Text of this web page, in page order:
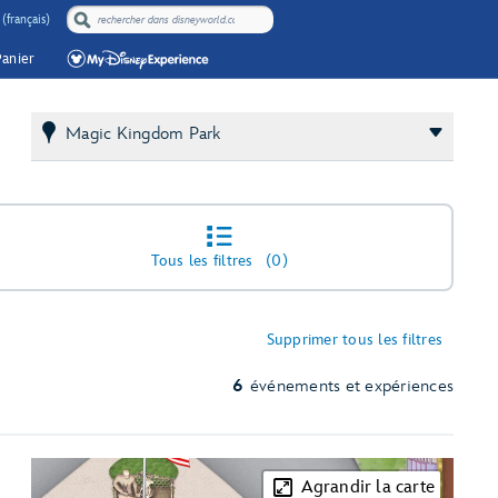
(français)
Magic Kingdom Park
Tous les filtres (0)
Supprimer tous les filtres
6 événements et expériences
Agrandir la carte